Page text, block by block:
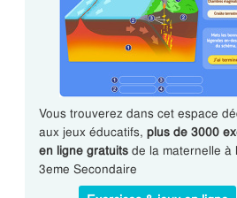
Vous trouverez dans cet espace
aux jeux éducatifs, plus de 3000
en ligne gratuitsde la maternelle à
3eme Secondaire